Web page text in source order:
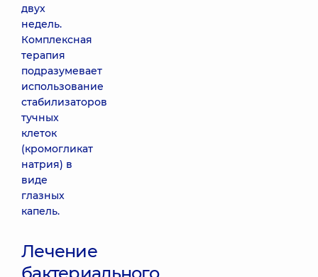
двух
недель.
Комплексная
терапия
подразумевает
использование
стабилизаторов
тучных
клеток
(кромогликат
натрия) в
виде
глазных
капель.
Лечение